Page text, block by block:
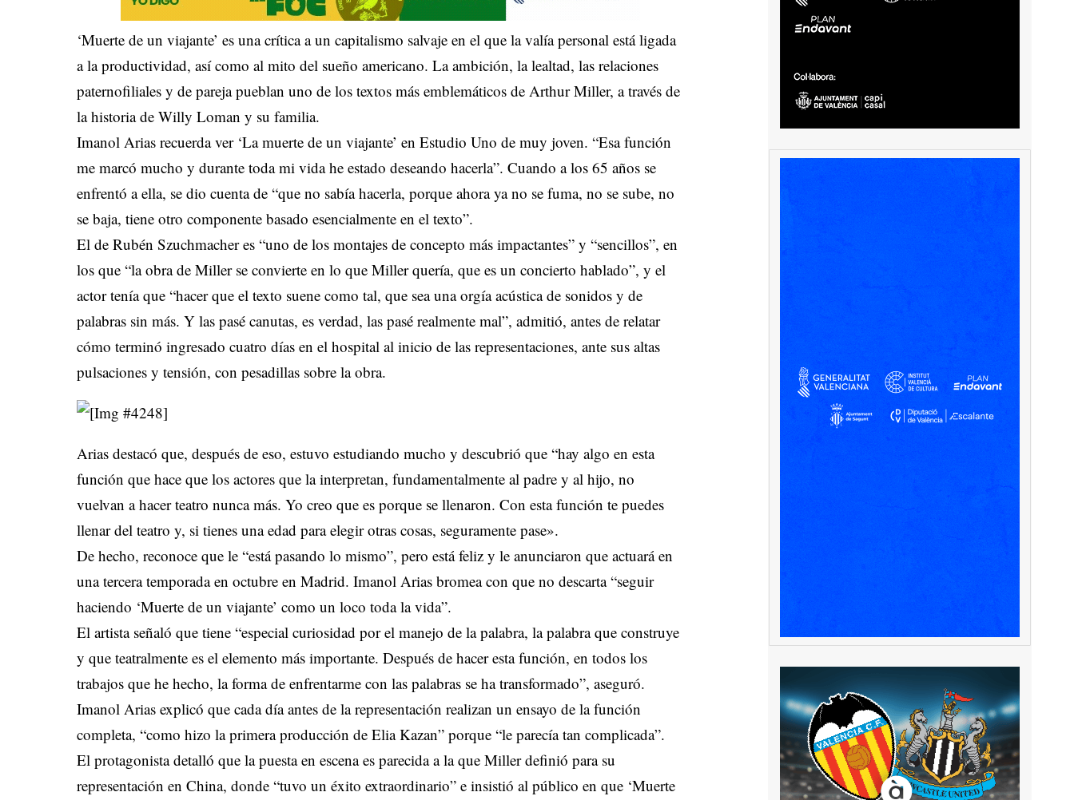
‘Muerte de un viajante’ es una crítica a un capitalismo salvaje en el que la valía personal está ligada
a la productividad, así como al mito del sueño americano. La ambición, la lealtad, las relaciones
paternofiliales y de pareja pueblan uno de los textos más emblemáticos de Arthur Miller, a través de
la historia de Willy Loman y su familia.
Imanol Arias recuerda ver ‘La muerte de un viajante’ en Estudio Uno de muy joven. “Esa función
me marcó mucho y durante toda mi vida he estado deseando hacerla”. Cuando a los 65 años se
enfrentó a ella, se dio cuenta de “que no sabía hacerla, porque ahora ya no se fuma, no se sube, no
se baja, tiene otro componente basado esencialmente en el texto”.
El de Rubén Szuchmacher es “uno de los montajes de concepto más impactantes” y “sencillos”, en
los que “la obra de Miller se convierte en lo que Miller quería, que es un concierto hablado”, y el
actor tenía que “hacer que el texto suene como tal, que sea una orgía acústica de sonidos y de
palabras sin más. Y las pasé canutas, es verdad, las pasé realmente mal”, admitió, antes de relatar
cómo terminó ingresado cuatro días en el hospital al inicio de las representaciones, ante sus altas
pulsaciones y tensión, con pesadillas sobre la obra.
Arias destacó que, después de eso, estuvo estudiando mucho y descubrió que “hay algo en esta
función que hace que los actores que la interpretan, fundamentalmente al padre y al hijo, no
vuelvan a hacer teatro nunca más. Yo creo que es porque se llenaron. Con esta función te puedes
llenar del teatro y, si tienes una edad para elegir otras cosas, seguramente pase».
De hecho, reconoce que le “está pasando lo mismo”, pero está feliz y le anunciaron que actuará en
una tercera temporada en octubre en Madrid. Imanol Arias bromea con que no descarta “seguir
haciendo ‘Muerte de un viajante’ como un loco toda la vida”.
El artista señaló que tiene “especial curiosidad por el manejo de la palabra, la palabra que construye
y que teatralmente es el elemento más importante. Después de hacer esta función, en todos los
trabajos que he hecho, la forma de enfrentarme con las palabras se ha transformado”, aseguró.
Imanol Arias explicó que cada día antes de la representación realizan un ensayo de la función
completa, “como hizo la primera producción de Elia Kazan” porque “le parecía tan complicada”.
El protagonista detalló que la puesta en escena es parecida a la que Miller definió para su
representación en China, donde “tuvo un éxito extraordinario” e insistió al público en que ‘Muerte